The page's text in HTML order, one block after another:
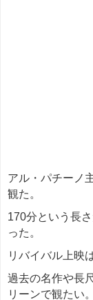
アル・パチーノ
観た。
170分という長
った。
リバイバル上映
過去の名作や長
リーンで観たい。